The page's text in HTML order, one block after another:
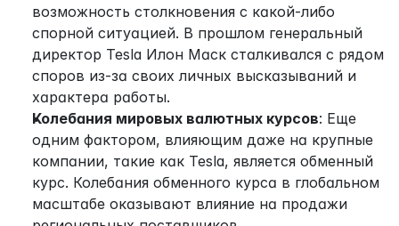
возможность столкновения с какой-либо
спорной ситуацией. В прошлом генеральный
директор Tesla Илон Маск сталкивался с рядом
споров из-за своих личных высказываний и
характера работы.
Колебания мировых валютных курсов: Еще
одним фактором, влияющим даже на крупные
компании, такие как Tesla, является обменный
курс. Колебания обменного курса в глобальном
масштабе оказывают влияние на продажи